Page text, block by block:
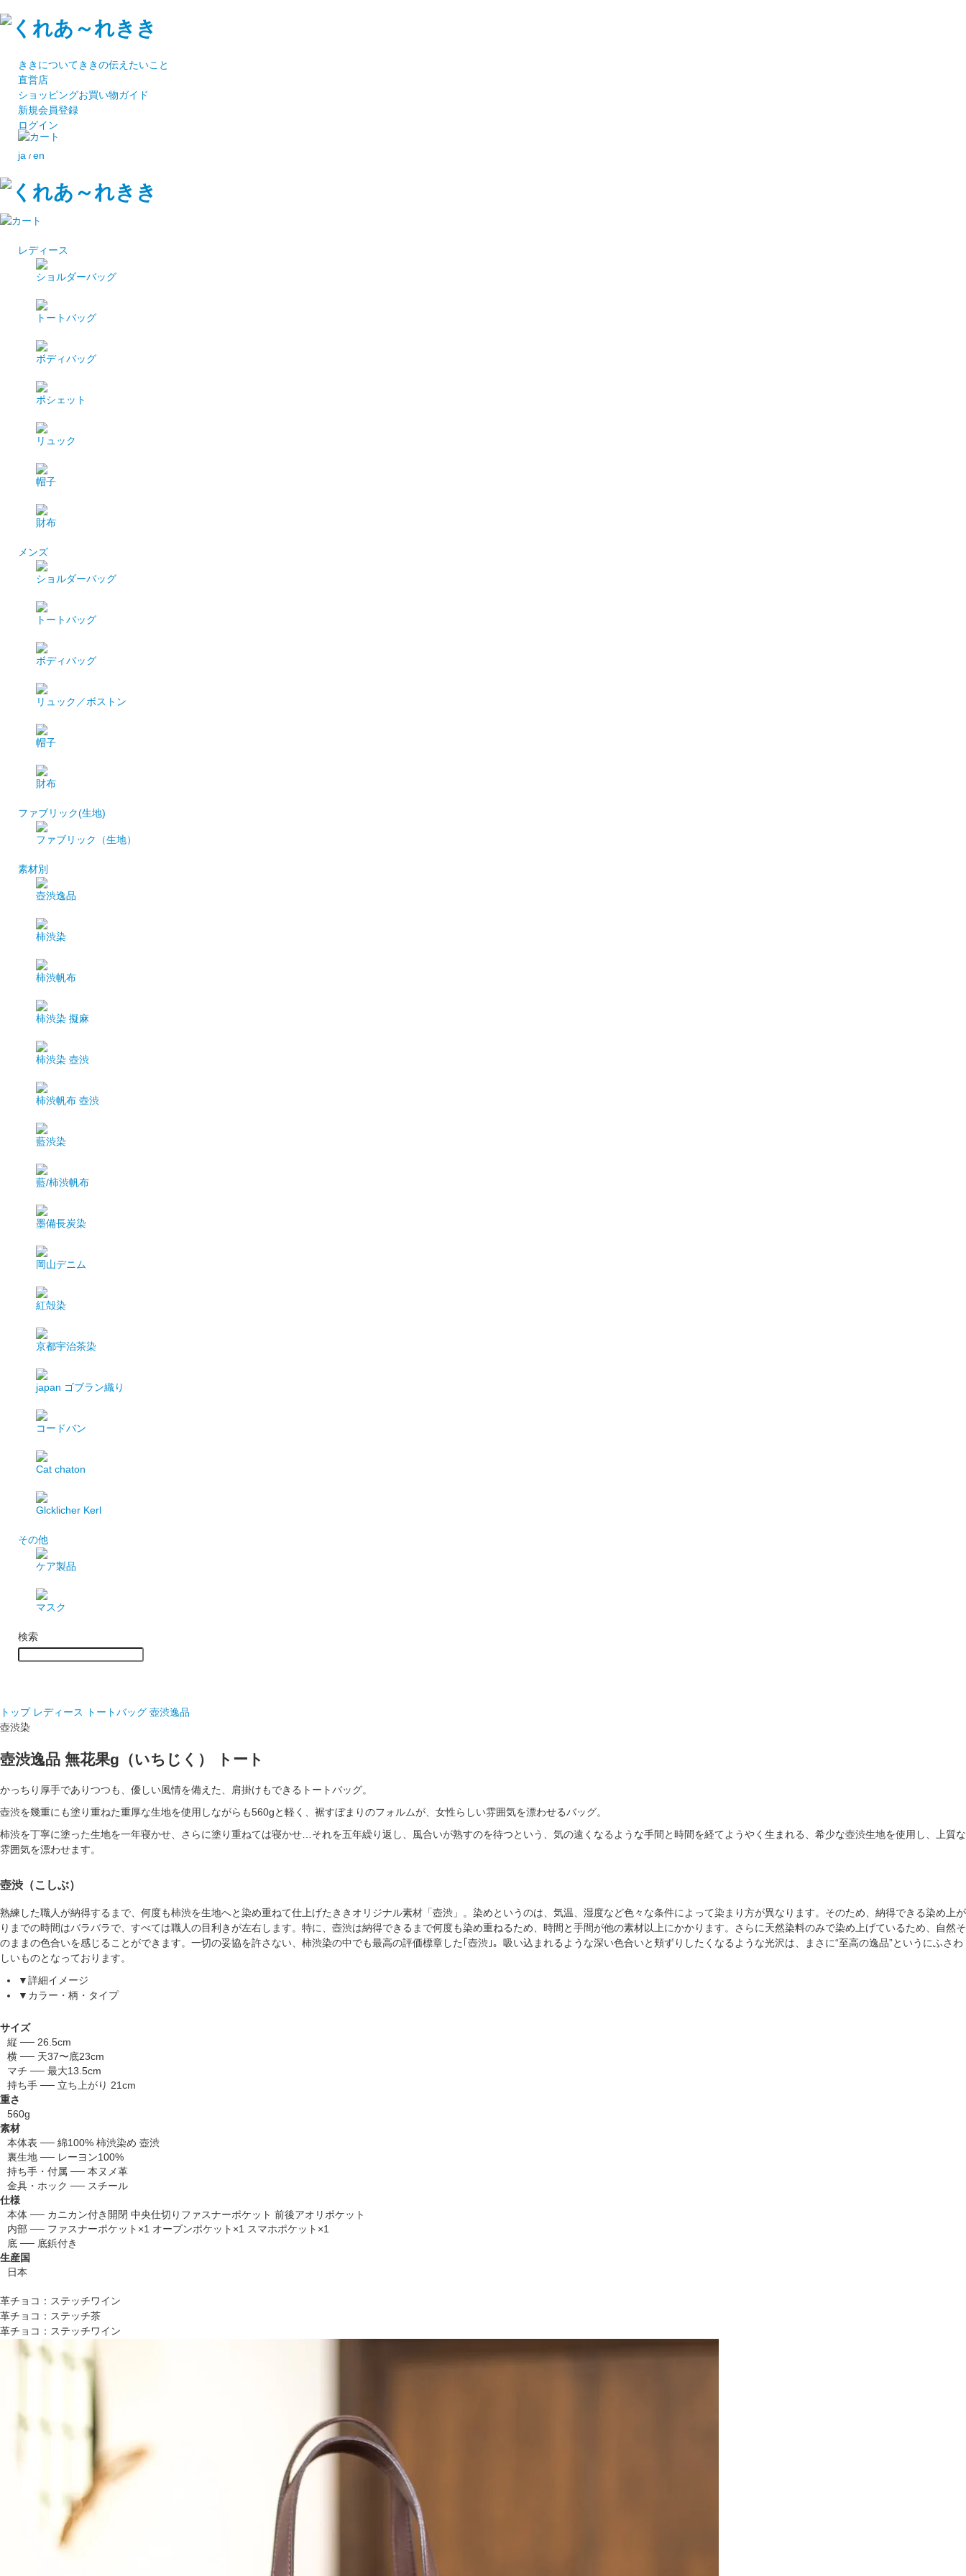
ききについてききの伝えたいこと
直営店
ショッピングお買い物ガイド
新規会員登録
ログイン
ja / en
レディース
ショルダーバッグ
トートバッグ
ボディバッグ
ポシェット
リュック
帽子
財布
メンズ
ショルダーバッグ
トートバッグ
ボディバッグ
リュック／ボストン
帽子
財布
ファブリック(生地)
ファブリック（生地）
素材別
壺渋逸品
柿渋染
柿渋帆布
柿渋染 擬麻
柿渋染 壺渋
柿渋帆布 壺渋
藍渋染
藍/柿渋帆布
墨備長炭染
岡山デニム
紅殻染
京都宇治茶染
japan ゴブラン織り
コードバン
Cat chaton
Glcklicher Kerl
その他
ケア製品
マスク
検索
トップ レディース トートバッグ 壺渋逸品
壺渋染
壺渋逸品 無花果g（いちじく） トート
かっちり厚手でありつつも、優しい風情を備えた、肩掛けもできるトートバッグ。
壺渋を幾重にも塗り重ねた重厚な生地を使用しながらも560gと軽く、裾すぼまりのフォルムが、女性らしい雰囲気を漂わせるバッグ。
柿渋を丁寧に塗った生地を一年寝かせ、さらに塗り重ねては寝かせ…それを五年繰り返し、風合いが熟すのを待つという、気の遠くなるような手間と時間を経てようやく生まれる、希少な壺渋生地を使用し、上質な
雰囲気を漂わせます。
壺渋（こしぶ）
熟練した職人が納得するまで、何度も柿渋を生地へと染め重ねて仕上げたききオリジナル素材「壺渋」。染めというのは、気温、湿度など色々な条件によって染まり方が異なります。そのため、納得できる染め上が
りまでの時間はバラバラで、すべては職人の目利きが左右します。特に、壺渋は納得できるまで何度も染め重ねるため、時間と手間が他の素材以上にかかります。さらに天然染料のみで染め上げているため、自然そ
のままの色合いを感じることができます。一切の妥協を許さない、柿渋染の中でも最高の評価標章した｢壺渋｣。吸い込まれるような深い色合いと頬ずりしたくなるような光沢は、まさに“至高の逸品”というにふさわ
しいものとなっております。
▼詳細イメージ
▼カラー・柄・タイプ
サイズ
縦 ── 26.5cm
横 ── 天37〜底23cm
マチ ── 最大13.5cm
持ち手 ── 立ち上がり 21cm
重さ
560g
素材
本体表 ── 綿100% 柿渋染め 壺渋
裏生地 ── レーヨン100%
持ち手・付属 ── 本ヌメ革
金具・ホック ── スチール
仕様
本体 ── カニカン付き開閉 中央仕切りファスナーポケット 前後アオリポケット
内部 ── ファスナーポケット×1 オープンポケット×1 スマホポケット×1
底 ── 底鋲付き
生産国
日本
革チョコ：ステッチワイン
革チョコ：ステッチ茶
革チョコ：ステッチワイン